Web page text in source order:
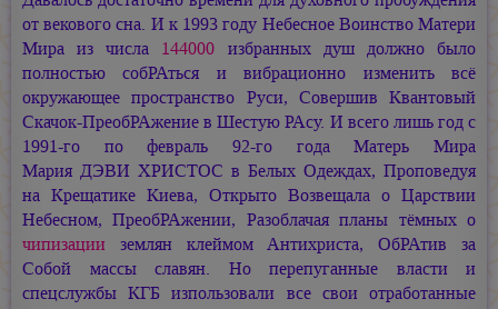
от векового сна. И к 1993 году Небесное Воинство Матери
Мира из числа 144000 избранных душ должно было
полностью собРАться и вибрационно изменить всё
окружающее пространство Руси, Совершив Квантовый
Скачок-ПреобРАжение в Шестую РАсу. И всего лишь год с
1991-го по февраль 92-го года Матерь Мира
Мария ДЭВИ ХРИСТОС в Белых Одеждах, Проповедуя
на Крещатике Киева, Открыто Возвещала о Царствии
Небесном, ПреобРАжении, Разоблачая планы тёмных о
чипизации землян клеймом Антихриста, ОбРАтив за
Собой массы славян. Но перепуганные власти и
спецслужбы КГБ изпользовали все свои отработанные